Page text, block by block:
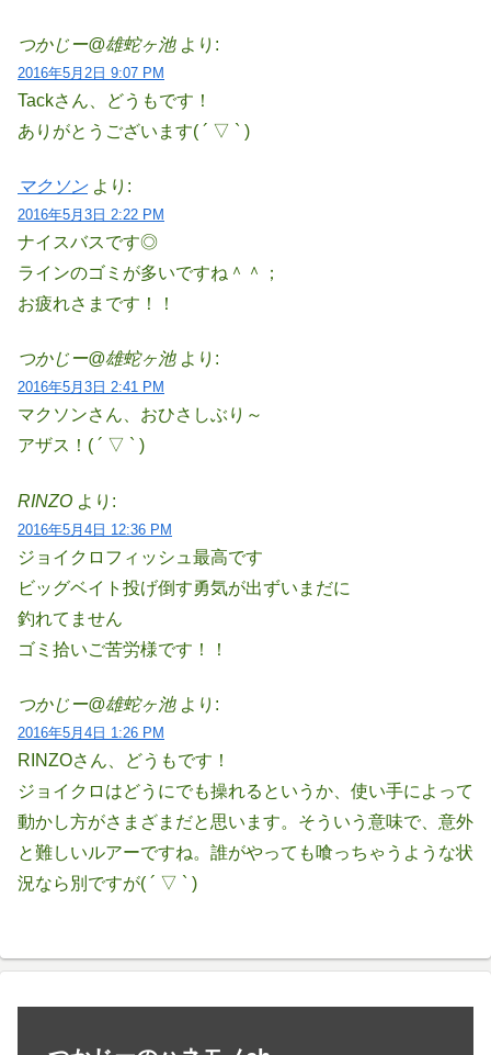
つかじー@雄蛇ヶ池 より:
2016年5月2日 9:07 PM
Tackさん、どうもです！
ありがとうございます( ´ ▽ ` )
マクソン より:
2016年5月3日 2:22 PM
ナイスバスです◎
ラインのゴミが多いですね＾＾；
お疲れさまです！！
つかじー@雄蛇ヶ池 より:
2016年5月3日 2:41 PM
マクソンさん、おひさしぶり～
アザス！( ´ ▽ ` )
RINZO より:
2016年5月4日 12:36 PM
ジョイクロフィッシュ最高です
ビッグベイト投げ倒す勇気が出ずいまだに
釣れてません
ゴミ拾いご苦労様です！！
つかじー@雄蛇ヶ池 より:
2016年5月4日 1:26 PM
RINZOさん、どうもです！
ジョイクロはどうにでも操れるというか、使い手によって
動かし方がさまざまだと思います。そういう意味で、意外
と難しいルアーですね。誰がやっても喰っちゃうような状
況なら別ですが( ´ ▽ ` )